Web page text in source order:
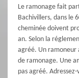
Le ramonage fait
Bachivillers, dans le
cheminée doivent
an. Selon la
agréé. Un
de ramonage. Une
pas agréé.